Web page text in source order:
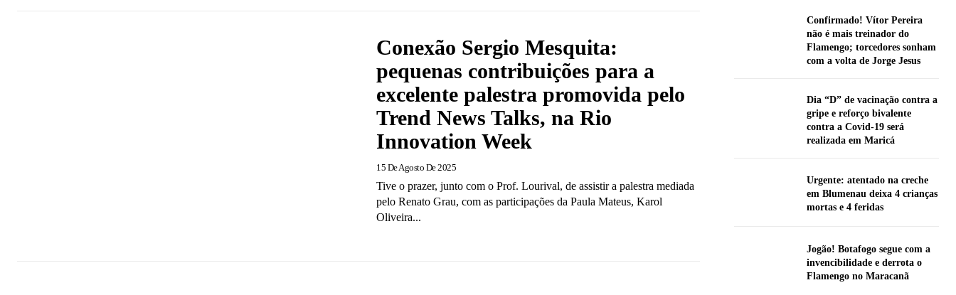
Conexão Sergio Mesquita:
pequenas contribuições para a
excelente palestra promovida pelo
Trend News Talks, na Rio
Innovation Week
15 De Agosto De 2025
Tive o prazer, junto com o Prof. Lourival, de assistir a palestra mediada
pelo Renato Grau, com as participações da Paula Mateus, Karol
Oliveira...
Confirmado! Vítor Pereira
não é mais treinador do
Flamengo; torcedores sonham
com a volta de Jorge Jesus
Dia “D” de vacinação contra a
gripe e reforço bivalente
contra a Covid-19 será
realizada em Maricá
Urgente: atentado na creche
em Blumenau deixa 4 crianças
mortas e 4 feridas
Jogão! Botafogo segue com a
invencibilidade e derrota o
Flamengo no Maracanã